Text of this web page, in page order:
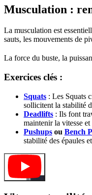
Musculation :
La musculation est
sauts, les mouvements de
La force du buste, la
Exercices clés :
Squats : Les Squats
sollicitent la stabilité
Deadlifts : Ils font
maintenir la vitesse
Pushups ou Bench
stabilité des épaules